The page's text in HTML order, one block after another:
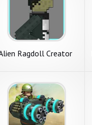
Ragdoll Creator